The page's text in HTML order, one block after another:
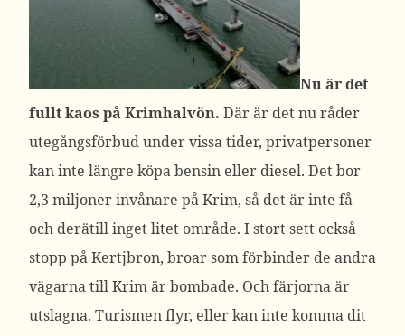
Nu är det
fullt kaos på Krimhalvön. Där är det nu råder
utegångsförbud under vissa tider, privatpersoner
kan inte längre köpa bensin eller diesel. Det bor
2,3 miljoner invånare på Krim, så det är inte få
och derätill inget litet område. I stort sett också
stopp på Kertjbron, broar som förbinder de andra
vägarna till Krim är bombade. Och färjorna är
utslagna. Turismen flyr, eller kan inte komma dit